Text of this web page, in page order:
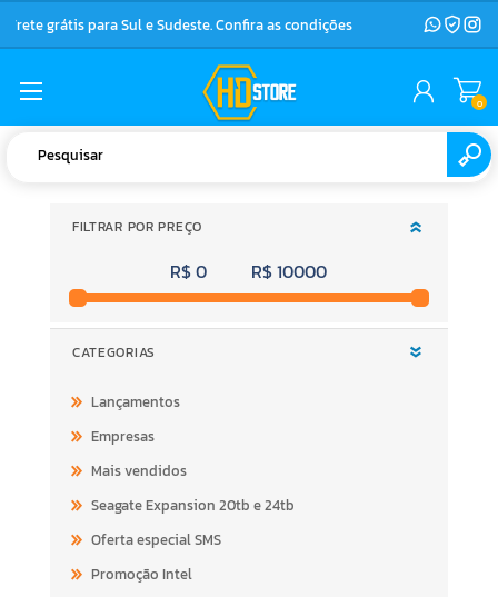
Frete grátis para Sul e Sudeste. Confira as condições
0
FILTRAR POR PREÇO
R$ 0 R$ 10000
CATEGORIAS
Lançamentos
Empresas
Mais vendidos
Seagate Expansion 20tb e 24tb
Oferta especial SMS
Promoção Intel